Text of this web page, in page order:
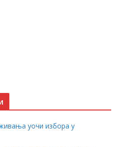
уочи избора у